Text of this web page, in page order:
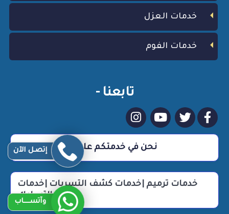
خدمات العزل
خدمات الفوم
تابعنا -
نحن في خدمتكم علي مدار 24 ساعة
خدمات ترميم |خدمات كشف التسربات |خدمات
التسليك
إتصـل الآن
وآتســــاب